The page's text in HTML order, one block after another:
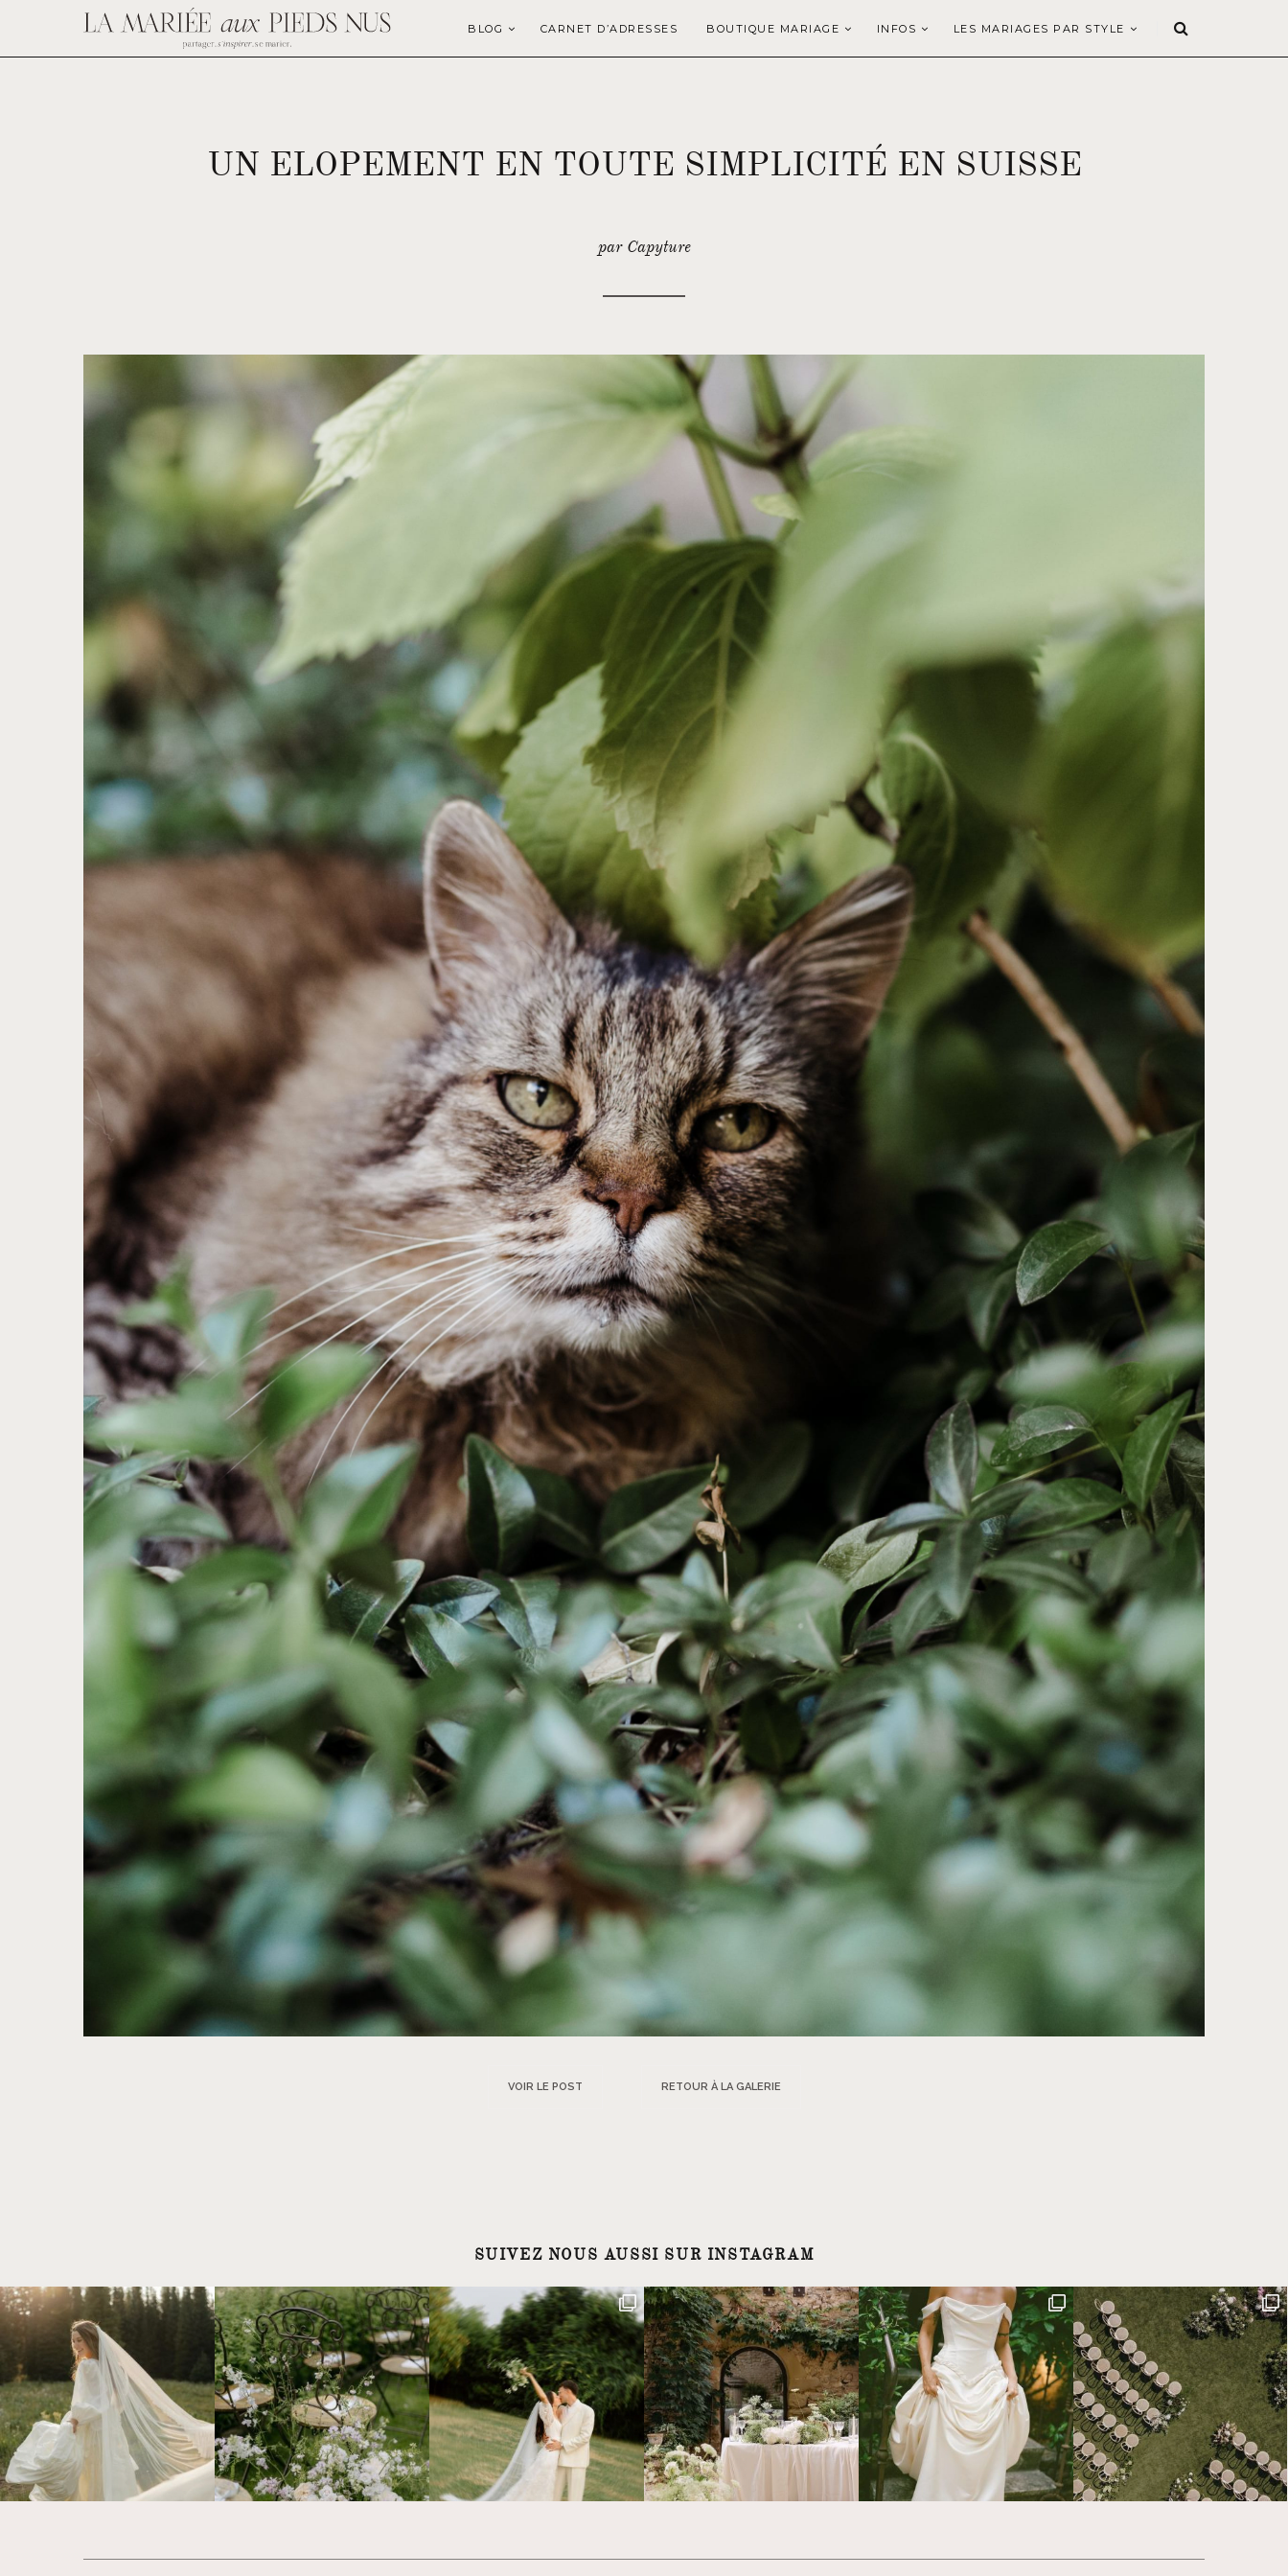
BLOG CARNET D’ADRESSES BOUTIQUE MARIAGE INFOS LES MARIAGES PAR STYLE
UN ELOPEMENT EN TOUTE SIMPLICITÉ EN SUISSE
par Capyture
VOIR LE POST RETOUR À LA GALERIE
SUIVEZ NOUS AUSSI SUR INSTAGRAM